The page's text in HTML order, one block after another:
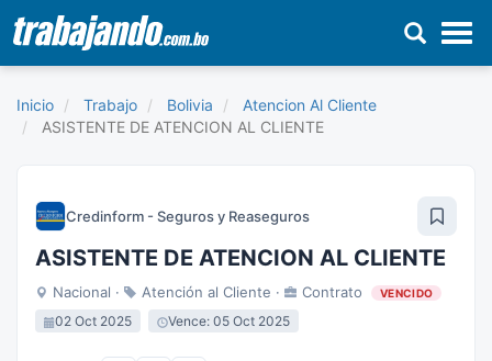
contenido
Inicio Trabajo Bolivia
Atencion Al Cliente
ASISTENTE DE ATENCION AL CLIENTE
Credinform - Seguros y Reaseguros
ASISTENTE DE ATENCION AL CLIENTE
Nacional · Atención al Cliente · Contrato VENCIDO
02 Oct 2025 Vence: 05 Oct 2025